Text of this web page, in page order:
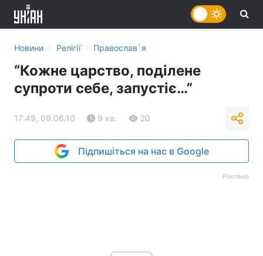
Новини › Релігії › Православ`я
“Кожне царство, поділене
супроти себе, запустіє…”
17:49, 09.06.10 9 хв. 20
Підпишіться на нас в Google
Реклама